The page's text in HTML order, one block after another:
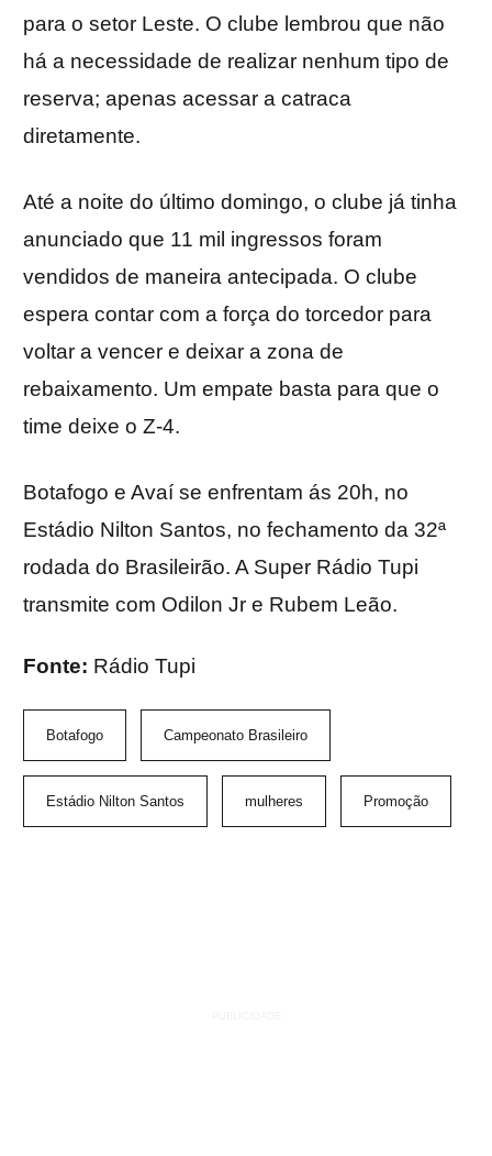
para o setor Leste. O clube lembrou que não
há a necessidade de realizar nenhum tipo de
reserva; apenas acessar a catraca
diretamente.
Até a noite do último domingo, o clube já tinha
anunciado que 11 mil ingressos foram
vendidos de maneira antecipada. O clube
espera contar com a força do torcedor para
voltar a vencer e deixar a zona de
rebaixamento. Um empate basta para que o
time deixe o Z-4.
Botafogo e Avaí se enfrentam ás 20h, no
Estádio Nilton Santos, no fechamento da 32ª
rodada do Brasileirão. A Super Rádio Tupi
transmite com Odilon Jr e Rubem Leão.
Fonte: Rádio Tupi
Botafogo Campeonato Brasileiro
Estádio Nilton Santos mulheres Promoção